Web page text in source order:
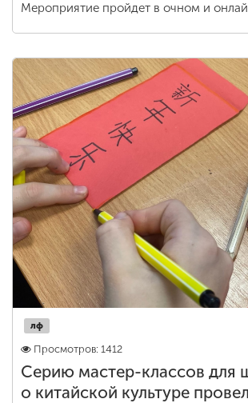
Мероприятие пройдет в очном и
лф
Просмотров: 1412
Серию мастер-классов для
о китайской культуре